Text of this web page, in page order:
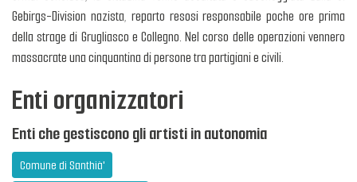
Gebirgs-Division nazista, reparto resosi responsabile poche ore prima
della strage di Grugliasco e Collegno. Nel corso delle operazioni vennero
massacrate una cinquantina di persone tra partigiani e civili.
Enti organizzatori
Enti che gestiscono gli artisti in autonomia
Comune di Santhià'